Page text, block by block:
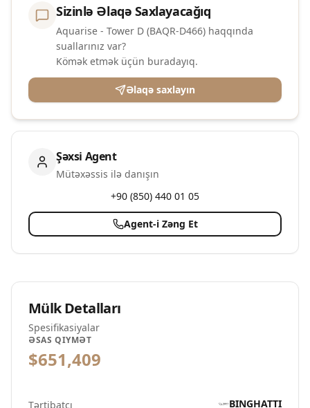
Sizinlə Əlaqə Saxlayacağıq
Aquarise - Tower D (BAQR-D466) haqqında
suallarınız var?
Kömək etmək üçün buradayıq.
Əlaqə saxlayın
Şəxsi Agent
Mütəxəssis ilə danışın
+90 (850) 440 01 05
Agent-i Zəng Et
Mülk Detalları
Spesifikasiyalar
ƏSAS QIYMƏT
$651,409
Tərtibatçı BINGHATTI